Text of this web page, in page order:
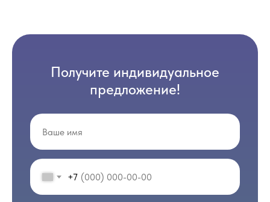
Получите индивидуальное
предложение!
+7